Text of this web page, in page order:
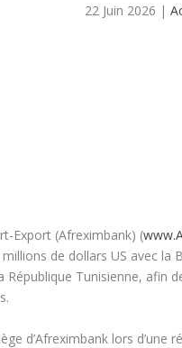
22 Juin 2026 |
Export (Afreximbank) (
de dollars US avec
République Tunisienne,
d’Afreximbank lors